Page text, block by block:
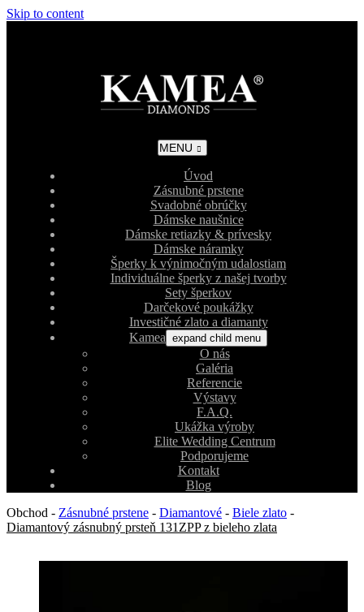
Skip to content
MENU
Úvod
Zásnubné prstene
Svadobné obrúčky
Dámske naušnice
Dámske retiazky & prívesky
Dámske náramky
Šperky k výnimočným udalostiam
Individuálne šperky z našej tvorby
Sety šperkov
Darčekové poukážky
Investičné zlato a diamanty
Kamea expand child menu
O nás
Galéria
Referencie
Výstavy
F.A.Q.
Ukážka výroby
Elite Wedding Centrum
Podporujeme
Kontakt
Blog
Obchod - Zásnubné prstene - Diamantové - Biele zlato -
Diamantový zásnubný prsteň 131ZPP z bieleho zlata